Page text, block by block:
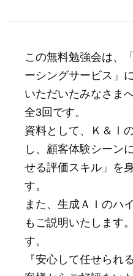
この無料勉強会は、
ーシングサービス」
いただいたみなさま
全3回です。
資料として、Ｋ＆Ⅰ
し、顧客体験シーン
せる評価スキル」を
す。
また、生成ＡＩのハ
もご説明いたします
す。
『安心して任せられ